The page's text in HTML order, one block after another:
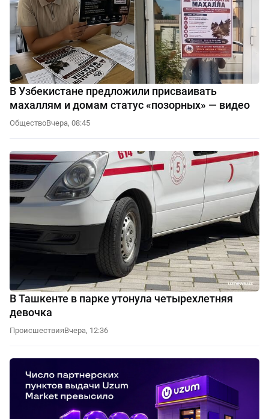
В Узбекистане предложили присваивать
махаллям и домам статус «позорных» — видео
ОбществоВчера, 08:45
В Ташкенте в парке утонула четырехлетняя
девочка
ПроисшествияВчера, 12:36